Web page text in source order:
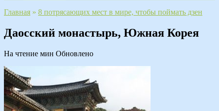
Главная » 8 потрясающих мест в мире, чтобы поймать дзен
Даосский монастырь, Южная Корея
На чтение мин Обновлено